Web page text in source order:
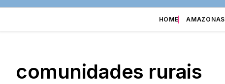
HOME AMAZONAS
comunidades rurais